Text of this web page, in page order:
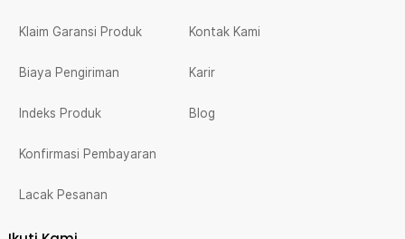
Klaim Garansi Produk
Biaya Pengiriman
Indeks Produk
Konfirmasi Pembayaran
Lacak Pesanan
Kontak Kami
Karir
Blog